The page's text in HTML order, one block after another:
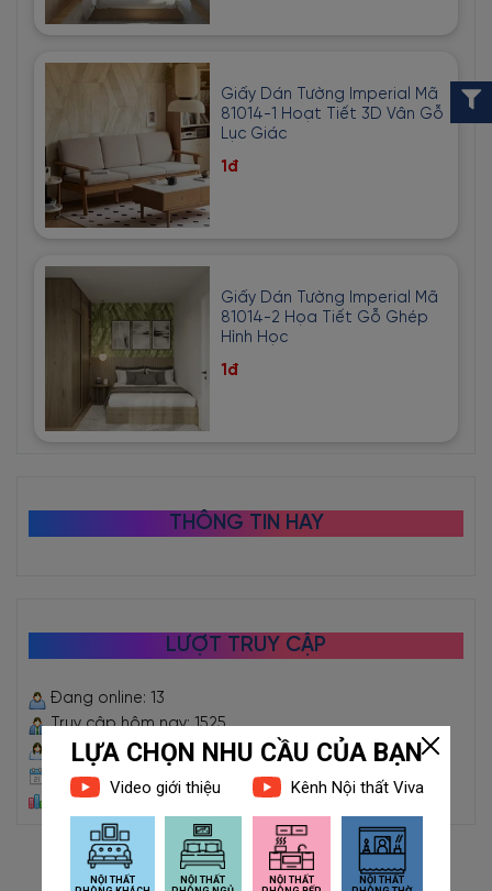
Giấy Dán Tường Imperial Mã
81014-1 Hoạt Tiết 3D Vân Gỗ
Lục Giác
1đ
Giấy Dán Tường Imperial Mã
81014-2 Họa Tiết Gỗ Ghép
Hình Học
1đ
THÔNG TIN HAY
LƯỢT TRUY CẬP
Đang online: 13
Truy cập hôm nay: 1525
Truy cập hôm qua: 5068
Truy cập trong tháng: 59281
Tổng truy cập: 2472850